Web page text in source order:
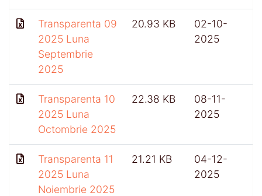
Transparenta 09
2025 Luna
Septembrie
2025
20.93 KB
02-10-
2025
Transparenta 10
2025 Luna
Octombrie 2025
22.38 KB
08-11-
2025
Transparenta 11
2025 Luna
Noiembrie 2025
21.21 KB
04-12-
2025